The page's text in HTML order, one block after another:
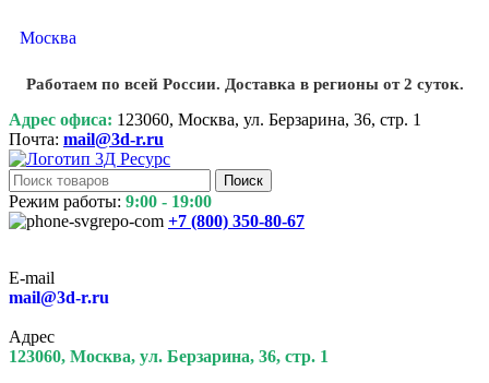
Москва
Работаем по всей России. Доставка в регионы от 2 суток.
Адрес офиса: 123060, Москва, ул. Берзарина, 36, стр. 1
Почта: mail@3d-r.ru
Поиск
Режим работы: 9:00 - 19:00
+7 (800) 350-80-67
E-mail
mail@3d-r.ru
Адрес
123060, Москва, ул. Берзарина, 36, стр. 1